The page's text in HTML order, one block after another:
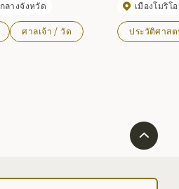
ว่าโลกนี้อยู่ทางทิศตะวัน
ล่าว
างจังหวัด
ศาลเจ้า / วัด
ชิ ฮาระเมืองโมริโ
ประวัติศาส